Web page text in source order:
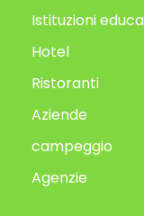
Istituzioni
Hotel
Ristoranti
Aziende
campeggio
Agenzie